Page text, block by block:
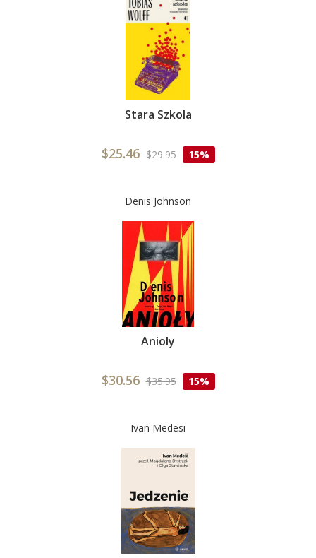
Stara Szkola
$25.46 $29.95 15%
Denis Johnson
Anioly
$30.56 $35.95 15%
Ivan Medesi